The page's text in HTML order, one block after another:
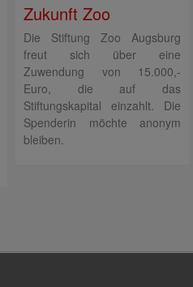
Zukunft Zoo
Die Stiftung Zoo Augsburg
freut sich über eine
Zuwendung von 15.000,-
Euro, die auf das
Stiftungskapital einzahlt. Die
Spenderin möchte anonym
bleiben.